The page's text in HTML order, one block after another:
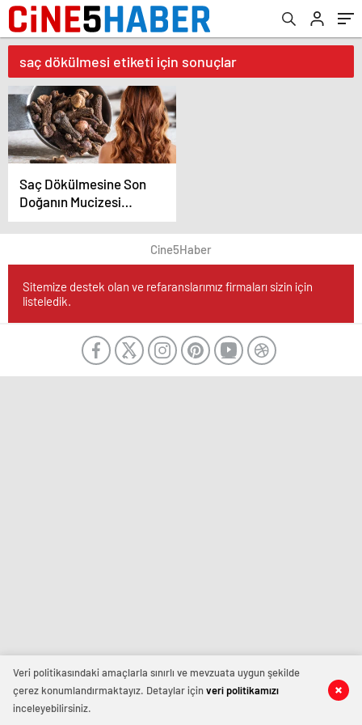
saç dökülmesi etiketi için sonuçlar
Saç Dökülmesine Son
Doğanın Mucizesi
Karanfil Kürü
Cine5Haber
Sitemize destek olan ve refaranslarımız firmaları sizin için
listeledik.
Veri politikasındaki amaçlarla sınırlı ve mevzuata uygun şekilde
çerez konumlandırmaktayız. Detaylar içinveri politikamızı
inceleyebilirsiniz.